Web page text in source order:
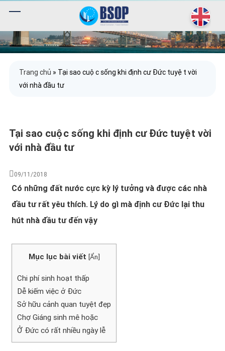
Trang chủ » Tại sao cuộc sống khi định cư Đức tuyệt vời
với nhà đầu tư
Tại sao cuộc sống khi định cư Đức tuyệt vời
với nhà đầu tư
09/11/2018
Có những đất nước cực kỳ lý tưởng và được các nhà
đầu tư rất yêu thích. Lý do gì mà định cư Đức lại thu
hút nhà đầu tư đến vậy
Mục lục bài viết [Ẩn]
Chi phí sinh hoạt thấp
Dễ kiếm việc ở Đức
Sở hữu cảnh quan tuyệt đẹp
Chợ Giáng sinh mê hoặc
Ở Đức có rất nhiều ngày lễ